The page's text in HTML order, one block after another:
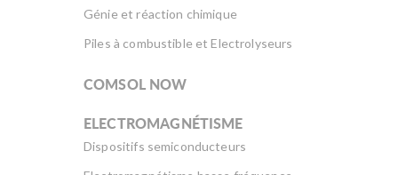
Génie et réaction chimique
Piles à combustible et Electrolyseurs
COMSOL NOW
ELECTROMAGNÉTISME
Dispositifs semiconducteurs